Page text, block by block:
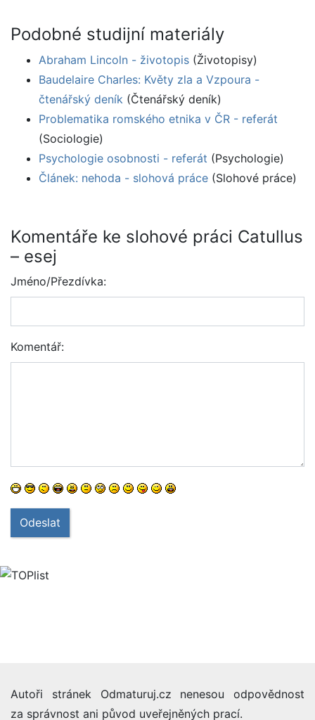
Podobné studijní materiály
Abraham Lincoln - životopis (Životopisy)
Baudelaire Charles: Květy zla a Vzpoura -
čtenářský deník (Čtenářský deník)
Problematika romského etnika v ČR - referát
(Sociologie)
Psychologie osobnosti - referát (Psychologie)
Článek: nehoda - slohová práce (Slohové práce)
Komentáře ke slohové práci Catullus
– esej
Jméno/Přezdívka:
Komentář:
Odeslat
Autoři stránek Odmaturuj.cz nenesou odpovědnost
za správnost ani původ uveřejněných prací.